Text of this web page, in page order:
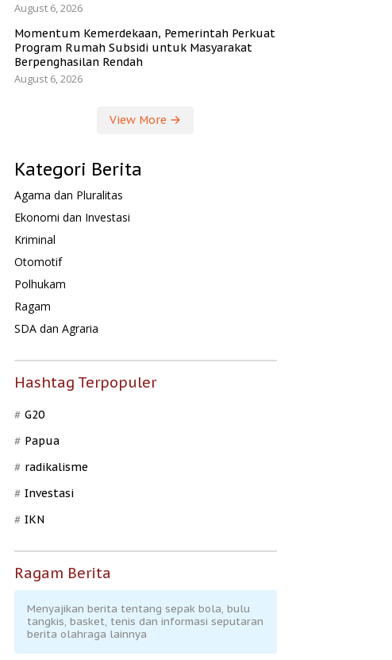
August 6, 2026
Momentum Kemerdekaan, Pemerintah Perkuat
Program Rumah Subsidi untuk Masyarakat
Berpenghasilan Rendah
August 6, 2026
View More
Kategori Berita
Agama dan Pluralitas
Ekonomi dan Investasi
Kriminal
Otomotif
Polhukam
Ragam
SDA dan Agraria
Hashtag Terpopuler
G20
Papua
radikalisme
Investasi
IKN
Ragam Berita
Menyajikan berita tentang sepak bola, bulu
tangkis, basket, tenis dan informasi seputaran
berita olahraga lainnya